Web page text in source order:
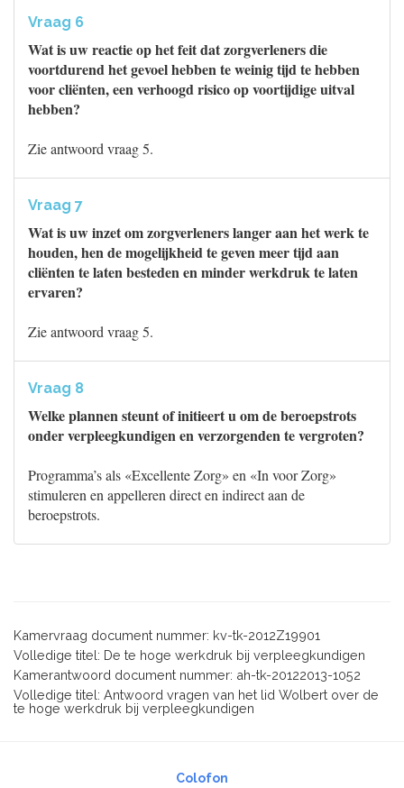
Vraag 6
Wat is uw reactie op het feit dat zorgverleners die
voortdurend het gevoel hebben te weinig tijd te hebben
voor cliënten, een verhoogd risico op voortijdige uitval
hebben?
Zie antwoord vraag 5.
Vraag 7
Wat is uw inzet om zorgverleners langer aan het werk te
houden, hen de mogelijkheid te geven meer tijd aan
cliënten te laten besteden en minder werkdruk te laten
ervaren?
Zie antwoord vraag 5.
Vraag 8
Welke plannen steunt of initieert u om de beroepstrots
onder verpleegkundigen en verzorgenden te vergroten?
Programma’s als «Excellente Zorg» en «In voor Zorg»
stimuleren en appelleren direct en indirect aan de
beroepstrots.
Kamervraag document nummer: kv-tk-2012Z19901
Volledige titel: De te hoge werkdruk bij verpleegkundigen
Kamerantwoord document nummer: ah-tk-20122013-1052
Volledige titel: Antwoord vragen van het lid Wolbert over de
te hoge werkdruk bij verpleegkundigen
Colofon